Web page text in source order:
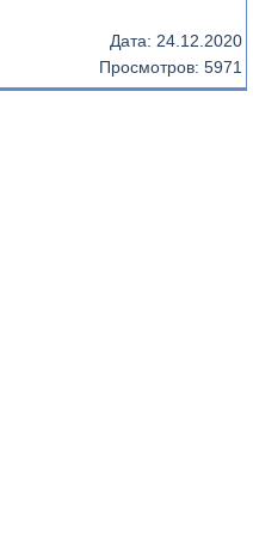
Дата: 24.12.2020
Просмотров: 5971